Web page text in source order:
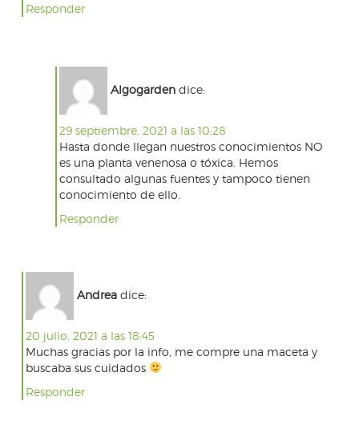
Responder
Algogarden dice:
29 septiembre, 2021 a las 10:28
Hasta donde llegan nuestros conocimientos NO
es una planta venenosa o tóxica. Hemos
consultado algunas fuentes y tampoco tienen
conocimiento de ello.
Responder
Andrea dice:
20 julio, 2021 a las 18:45
Muchas gracias por la info, me compre una maceta y
buscaba sus cuidados
Responder